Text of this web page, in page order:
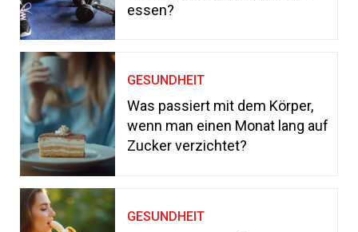
essen?
GESUNDHEIT
Was passiert mit dem Körper,
wenn man einen Monat lang auf
Zucker verzichtet?
GESUNDHEIT